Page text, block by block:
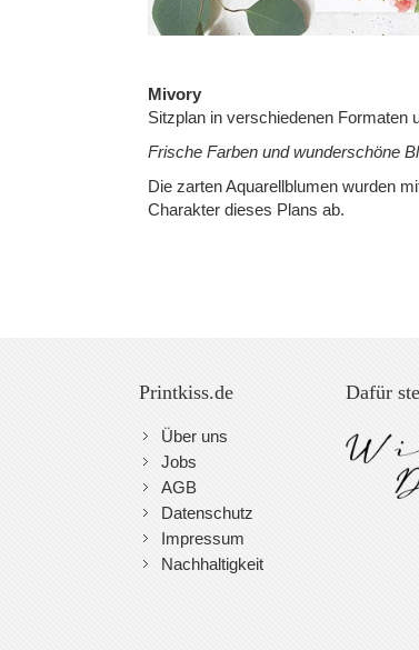
Mivory
Sitzplan in verschiedenen Formaten
Frische Farben und wunderschöne
Die zarten Aquarellblumen wurden
Charakter dieses Plans ab.
Printkiss.de
Über uns
Jobs
AGB
Datenschutz
Impressum
Nachhaltigkeit
Dafür